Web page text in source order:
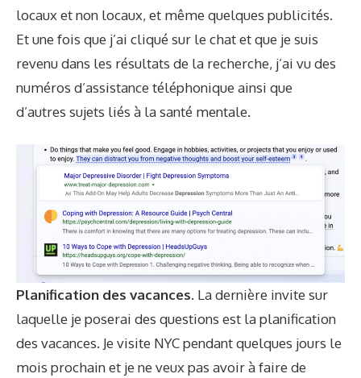
locaux et non locaux, et même quelques publicités.
Et une fois que j’ai cliqué sur le chat et que je suis
revenu dans les résultats de la recherche, j’ai vu des
numéros d’assistance téléphonique ainsi que
d’autres sujets liés à la santé mentale.
Planification des vacances. La dernière invite sur
laquelle je poserai des questions est la planification
des vacances. Je visite NYC pendant quelques jours le
mois prochain et je ne veux pas avoir à faire de